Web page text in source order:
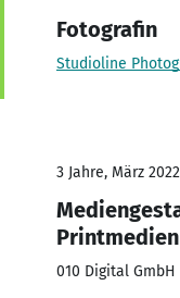
Fotografin
Studioline
3 Jahre, März
Printmedien
010 Digital GmbH